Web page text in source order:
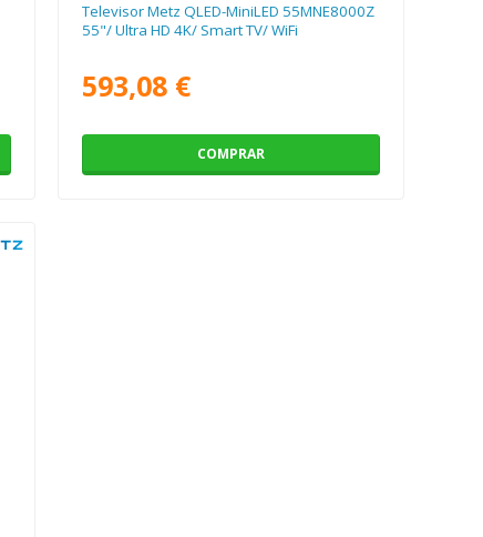
Televisor Metz QLED-MiniLED 55MNE8000Z
55"/ Ultra HD 4K/ Smart TV/ WiFi
593,08 €
COMPRAR